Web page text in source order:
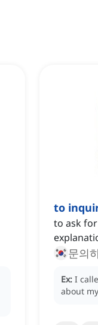
to
to ask
문의
Ex: I
about